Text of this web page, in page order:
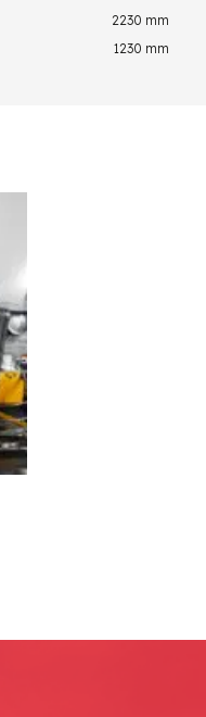
2230 mm
1230 mm